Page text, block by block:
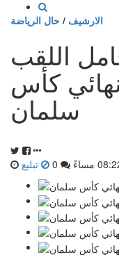
الارشيف / حال الرياضة
اللقب
كأس
سلمان
تبليغ